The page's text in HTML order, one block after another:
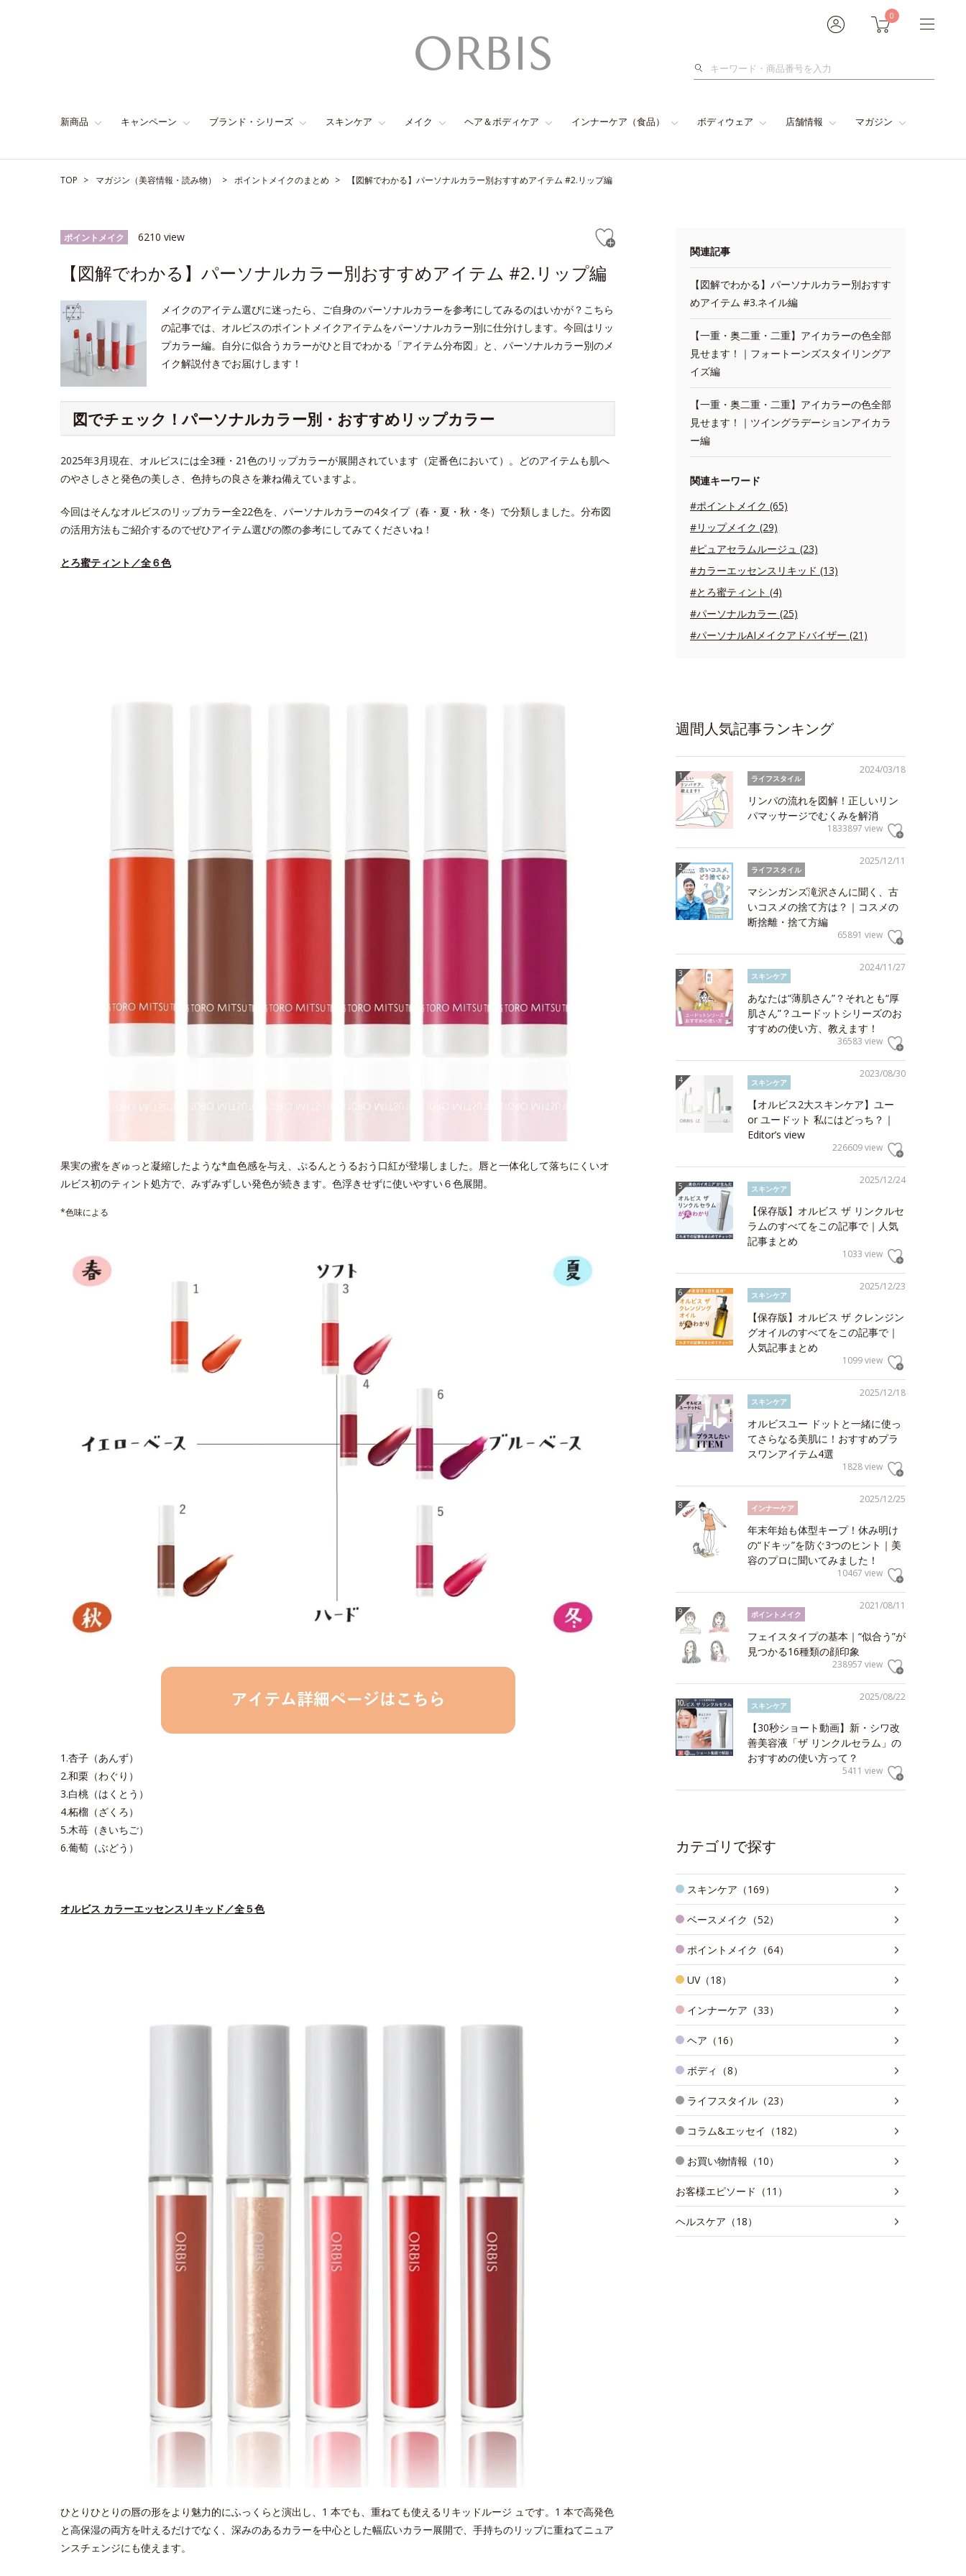
0
検
新商品 キャンペーン ブランド・シリーズ スキンケア メイク ヘア＆ボディケア インナーケア（食品） ボディウェア 店舗情報 マガジン
TOP マガジン（美容情報・読み物） ポイントメイクのまとめ 【図解でわかる】パーソナルカラー別おすすめアイテム #2.リップ編
ポイントメイク 6210 view
【図解でわかる】パーソナルカラー別おすすめアイテム #2.リップ編
メイクのアイテム選びに迷ったら、ご自身のパーソナルカラーを参考にしてみるのはいかが？こちら
の記事では、オルビスのポイントメイクアイテムをパーソナルカラー別に仕分けします。今回はリッ
プカラー編。自分に似合うカラーがひと目でわかる「アイテム分布図」と、パーソナルカラー別のメ
イク解説付きでお届けします！
図でチェック！パーソナルカラー別・おすすめリップカラー
2025年3月現在、オルビスには全3種・21色のリップカラーが展開されています（定番色において）。どのアイテムも肌へ
のやさしさと発色の美しさ、色持ちの良さを兼ね備えていますよ。
今回はそんなオルビスのリップカラー全22色を、パーソナルカラーの4タイプ（春・夏・秋・冬）で分類しました。分布図
の活用方法もご紹介するのでぜひアイテム選びの際の参考にしてみてくださいね！
とろ蜜ティント／全６色
果実の蜜をぎゅっと凝縮したような*血色感を与え、ぷるんとうるおう口紅が登場しました。唇と一体化して落ちにくいオ
ルビス初のティント処方で、みずみずしい発色が続きます。色浮きせずに使いやすい６色展開。
*色味による
1.杏子（あんず）
2.和栗（わぐり）
3.白桃（はくとう）
4.柘榴（ざくろ）
5.木苺（きいちご）
6.葡萄（ぶどう）
オルビス カラーエッセンスリキッド／全５色
ひとりひとりの唇の形をより魅力的にふっくらと演出し、1 本でも、重ねても使えるリキッドルージ ュです。1 本で高発色
と高保湿の両方を叶えるだけでなく、深みのあるカラーを中心とした幅広いカラー展開で、手持ちのリップに重ねてニュア
ンスチェンジにも使えます。
関連記事
【図解でわかる】パーソナルカラー別おすす
めアイテム #3.ネイル編
【一重・奥二重・二重】アイカラーの色全部
見せます！｜フォートーンズスタイリングア
イズ編
【一重・奥二重・二重】アイカラーの色全部
見せます！｜ツイングラデーションアイカラ
ー編
関連キーワード
#ポイントメイク (65)
#リップメイク (29)
#ピュアセラムルージュ (23)
#カラーエッセンスリキッド (13)
#とろ蜜ティント (4)
#パーソナルカラー (25)
#パーソナルAIメイクアドバイザー (21)
週間人気記事ランキング
2024/03/18
ライフスタイル
リンパの流れを図解！正しいリン
パマッサージでむくみを解消
1833897 view
2025/12/11
ライフスタイル
マシンガンズ滝沢さんに聞く、古
いコスメの捨て方は？｜コスメの
断捨離・捨て方編
65891 view
2024/11/27
スキンケア
あなたは“薄肌さん”？それとも“厚
肌さん”？ユードットシリーズのお
すすめの使い方、教えます！
36583 view
2023/08/30
スキンケア
【オルビス2大スキンケア】ユー
or ユードット 私にはどっち？｜
Editor’s view
226609 view
2025/12/24
スキンケア
【保存版】オルビス ザ リンクルセ
ラムのすべてをこの記事で｜人気
記事まとめ
1033 view
2025/12/23
スキンケア
【保存版】オルビス ザ クレンジン
グオイルのすべてをこの記事で｜
人気記事まとめ
1099 view
2025/12/18
スキンケア
オルビスユー ドットと一緒に使っ
てさらなる美肌に！おすすめプラ
スワンアイテム4選
1828 view
2025/12/25
インナーケア
年末年始も体型キープ！休み明け
の“ドキッ”を防ぐ3つのヒント｜美
容のプロに聞いてみました！
10467 view
2021/08/11
ポイントメイク
フェイスタイプの基本｜“似合う”が
見つかる16種類の顔印象
238957 view
2025/08/22
スキンケア
【30秒ショート動画】新・シワ改
善美容液「ザ リンクルセラム」の
おすすめの使い方って？
5411 view
カテゴリで探す
スキンケア（169）
ベースメイク（52）
ポイントメイク（64）
UV（18）
インナーケア（33）
ヘア（16）
ボディ（8）
ライフスタイル（23）
コラム&エッセイ（182）
お買い物情報（10）
お客様エピソード（11）
ヘルスケア（18）